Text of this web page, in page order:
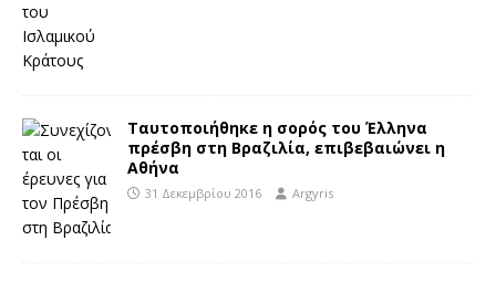
Ταυτοποιήθηκε η σορός του Έλληνα
πρέσβη στη Βραζιλία, επιβεβαιώνει η
Αθήνα
31 Δεκεμβρίου 2016 Argyris